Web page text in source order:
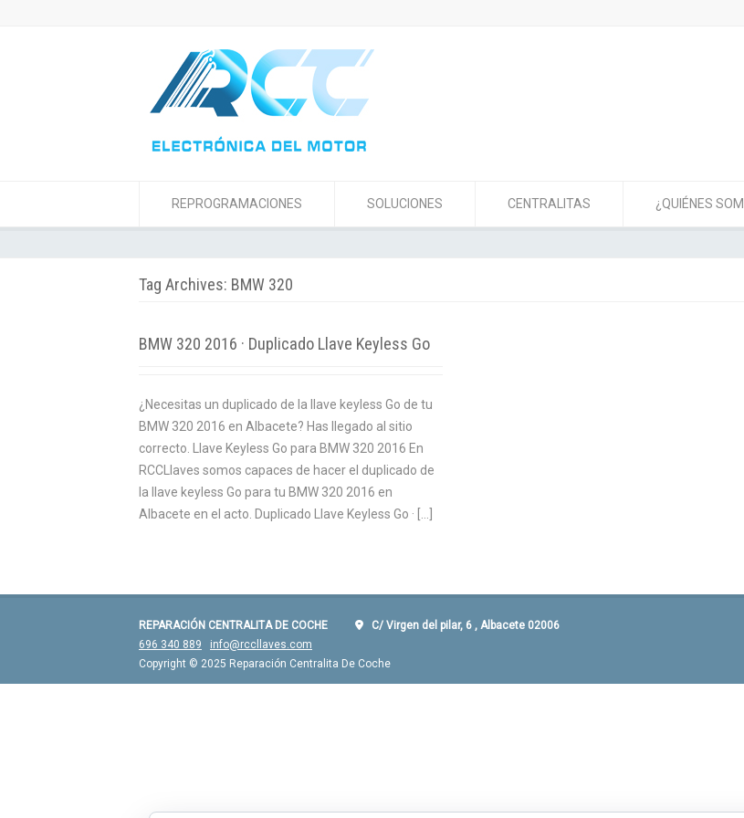
REPROGRAMACIONES SOLUCIONES CENTRALITAS ¿QUIÉNES
Tag Archives: BMW 320
BMW 320 2016 · Duplicado Llave Keyless Go
¿Necesitas un duplicado de la llave keyless Go de tu
BMW 320 2016 en Albacete? Has llegado al sitio
correcto. Llave Keyless Go para BMW 320 2016 En
RCCLlaves somos capaces de hacer el duplicado de
la llave keyless Go para tu BMW 320 2016 en
Albacete en el acto. Duplicado Llave Keyless Go · […]
REPARACIÓN CENTRALITA DE COCHE
C/ Virgen del pilar, 6 , Albacete 02006
696 340 889
info@rccllaves.com
Copyright © 2025 Reparación Centralita De Coche